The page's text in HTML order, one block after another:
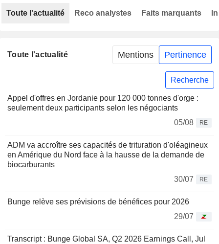
Toute l'actualité Mentions Pertinence
Recherche
Appel d'offres en Jordanie pour 120 000 tonnes d'orge :
seulement deux participants selon les négociants
05/08
RE
ADM va accroître ses capacités de trituration d'oléagineux
en Amérique du Nord face à la hausse de la demande de
biocarburants
30/07
RE
Bunge relève ses prévisions de bénéfices pour 2026
29/07
Transcript : Bunge Global SA, Q2 2026 Earnings Call, Jul
Toute l'actualité Reco analystes Faits marquants